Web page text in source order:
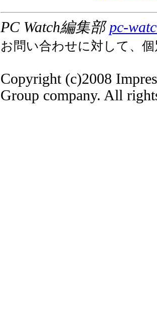
PC Watch編集部pc-
お問い合わせに対して、
Copyright (c)2008
Group company. All